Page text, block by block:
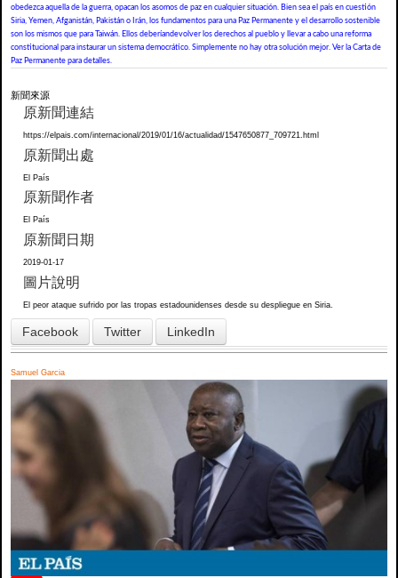
obedezca aquella de la guerra, opacan los asomos de paz en cualquier situación. Bien sea el país en cuestión
Siria, Yemen, Afganistán, Pakistán o Irán, los fundamentos para una Paz Permanente y el desarrollo sostenible
son los mismos que para Taiwán. Ellos deberíandevolver los derechos al pueblo y llevar a cabo una reforma
constitucional para instaurar un sistema democrático. Simplemente no hay otra solución mejor. Ver la Carta de
Paz Permanente para detalles.
新聞來源
原新聞連結
https://elpais.com/internacional/2019/01/16/actualidad/1547650877_709721.html
原新聞出處
El País
原新聞作者
El País
原新聞日期
2019-01-17
圖片說明
El peor ataque sufrido por las tropas estadounidenses desde su despliegue en Siria.
Facebook Twitter LinkedIn
Samuel Garcia